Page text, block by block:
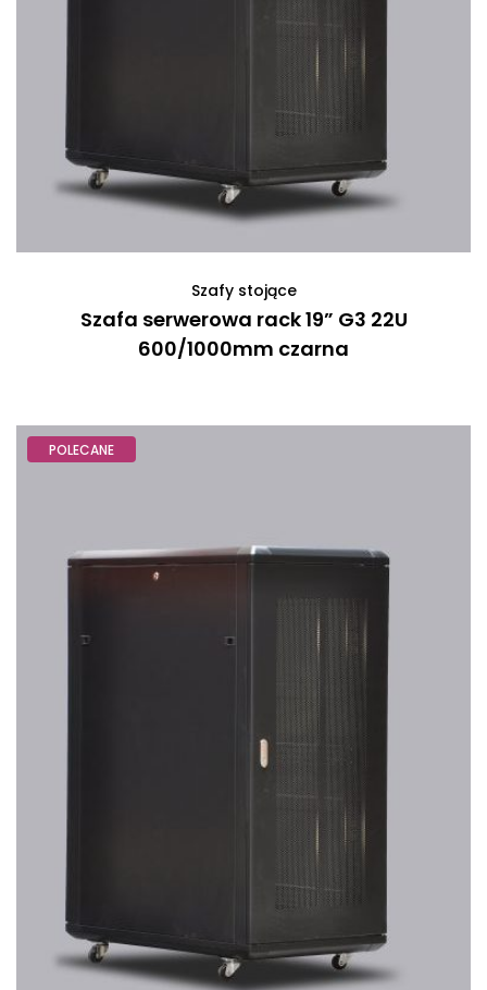
Szafy stojące
Szafa serwerowa rack 19” G3 22U
600/1000mm czarna
POLECANE